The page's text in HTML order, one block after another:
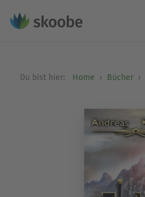
Du bist hier: Home Bücher